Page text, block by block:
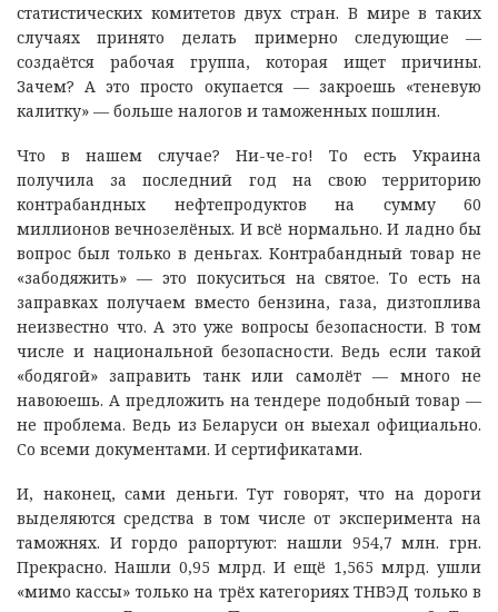
статистических комитетов двух стран. В мире в таких
случаях принято делать примерно следующие —
создаётся рабочая группа, которая ищет причины.
Зачем? А это просто окупается — закроешь «теневую
калитку» — больше налогов и таможенных пошлин.
Что в нашем случае? Ни-че-го! То есть Украина
получила за последний год на свою территорию
контрабандных нефтепродуктов на сумму 60
миллионов вечнозелёных. И всё нормально. И ладно бы
вопрос был только в деньгах. Контрабандный товар не
«забодяжить» — это покуситься на святое. То есть на
заправках получаем вместо бензина, газа, дизтоплива
неизвестно что. А это уже вопросы безопасности. В том
числе и национальной безопасности. Ведь если такой
«бодягой» заправить танк или самолёт — много не
навоюешь. А предложить на тендере подобный товар —
не проблема. Ведь из Беларуси он выехал официально.
Со всеми документами. И сертификатами.
И, наконец, сами деньги. Тут говорят, что на дороги
выделяются средства в том числе от эксперимента на
таможнях. И гордо рапортуют: нашли 954,7 млн. грн.
Прекрасно. Нашли 0,95 млрд. И ещё 1,565 млрд. ушли
«мимо кассы» только на трёх категориях ТНВЭД только в